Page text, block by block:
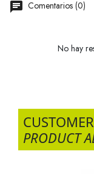
Comentarios (0)
No hay
PRODUCT